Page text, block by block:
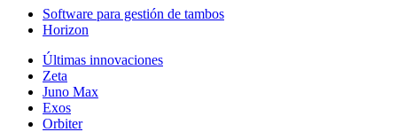
Software para gestión de tambos
Horizon
Últimas innovaciones
Zeta
Juno Max
Exos
Orbiter